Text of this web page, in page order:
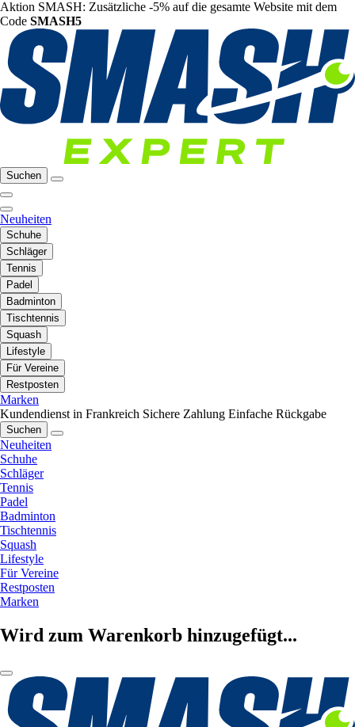
Aktion SMASH: Zusätzliche -5% auf die gesamte Website mit dem
Code SMASH5
Suchen
Neuheiten
Schuhe
Schläger
Tennis
Padel
Badminton
Tischtennis
Squash
Lifestyle
Für Vereine
Restposten
Marken
Kundendienst in Frankreich Sichere Zahlung Einfache Rückgabe
Suchen
Neuheiten
Schuhe
Schläger
Tennis
Padel
Badminton
Tischtennis
Squash
Lifestyle
Für Vereine
Restposten
Marken
Wird zum Warenkorb hinzugefügt...